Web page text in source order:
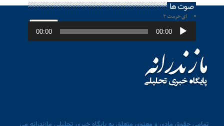
صوت ها
ای حرمت ۲
پخش‌کننده
صوت 00:00
00:00